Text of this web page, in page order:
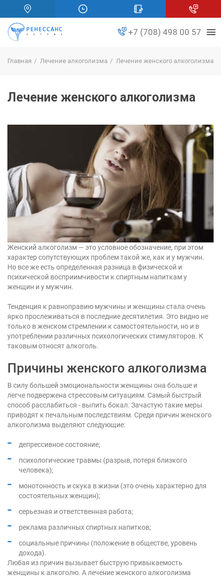
+7 (708) 498 00 57
Главная Лечение алкоголизма Лечение женского алкоголизма
Лечение женского алкоголизма
Женский алкоголизм — это условное обозначение, при этом
характер сопутствующих проблем такой же, как и у мужчин.
Но все же есть определенная разница в физической и
психической восприимчивости к спиртным напиткам у
женщин и у мужчин.
Тенденция к равноправию мужчины и женщины стала очень
ярко прослеживаться в последние десятилетия. Это видно не
только в женском стремлении к самостоятельности, но и в
употреблении различных психологических стимуляторов. К
таковым относят алкоголь.
Причины женского алкоголизма
В силу большей эмоциональности женщины она больше и
легче подвержена стрессовым ситуациям. Самый быстрый
способ расслабиться - выпить бокал. Зачастую такие меры
приводят к печальным последствиям. Среди причин женского
алкоголизма выделяют следующие:
депрессивное состояние;
психологические травмы (разрыв, потеря близкого
человека);
монотонность и скука в жизни (это очень характерно для
состоятельных женщин);
серьезная и ответственная работа;
реклама различных спиртных напитков;
социальные причины (положение в обществе, уровень
дохода).
Любая из причин вызывает быструю привыкаемость
женщины к алкоголю. А лечение женского алкоголизма